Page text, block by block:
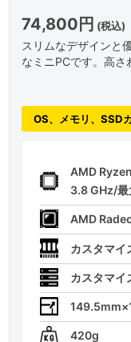
74,800円 (税込)
スリムなデザインと
なミニPCです。高
OS、メモリ、SSD
AMD
3.8 GHz/最
AMD
カスタマイ
カスタマイ
420g